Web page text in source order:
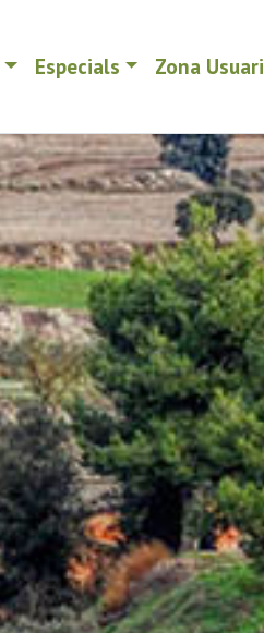
Especials Zona Usuari